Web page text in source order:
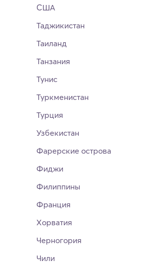
США
Таджикистан
Таиланд
Танзания
Тунис
Туркменистан
Турция
Узбекистан
Фарерские острова
Фиджи
Филиппины
Франция
Хорватия
Черногория
Чили